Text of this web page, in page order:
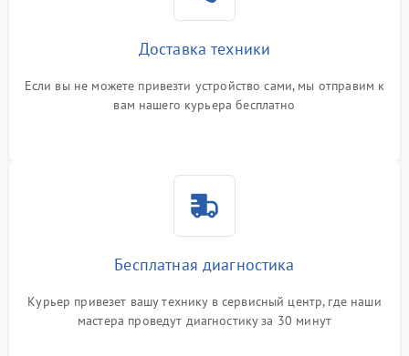
Доставка техники
Если вы не можете привезти устройство сами, мы отправим к
вам нашего курьера бесплатно
Бесплатная диагностика
Курьер привезет вашу технику в сервисный центр, где наши
мастера проведут диагностику за 30 минут